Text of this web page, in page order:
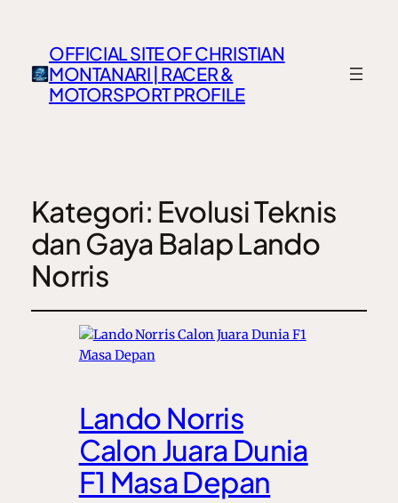
OFFICIAL SITE OF CHRISTIAN
MONTANARI | RACER &
MOTORSPORT PROFILE
Kategori: Evolusi Teknis
dan Gaya Balap Lando
Norris
Lando Norris
Calon Juara Dunia
F1 Masa Depan